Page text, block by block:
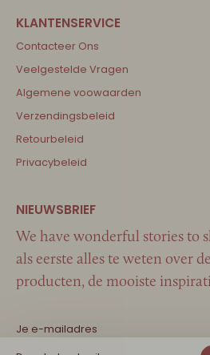
Contacteer Ons
Veelgestelde Vragen
Algemene voowaarden
Verzendingsbeleid
Retourbeleid
Privacybeleid
We have wonderful stories to
als eerste alles te weten over
producten, de mooiste